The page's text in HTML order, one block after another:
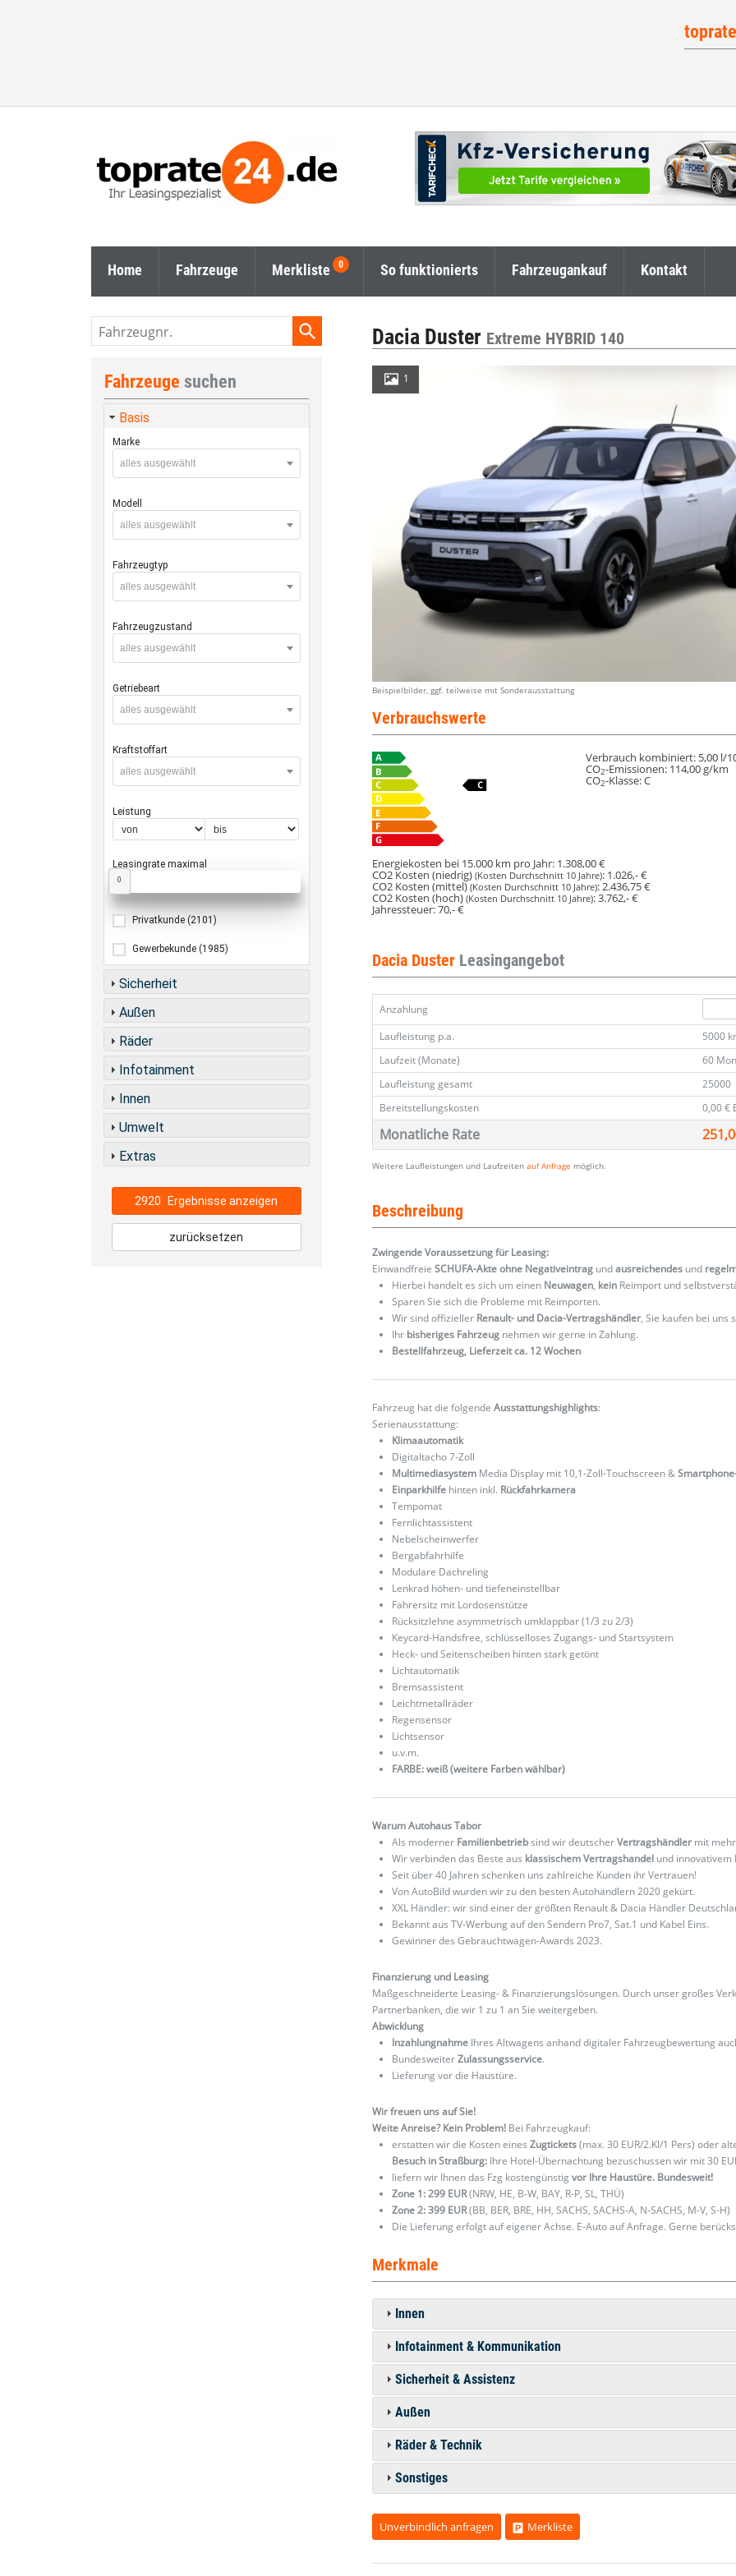
Home Fahrzeuge Merkliste So funktionierts Fahrzeugankauf Kontakt
Dacia Duster Extreme HYBRID 140
1
Beispielbilder, ggf. teilweise mit Sonderausstattung
Verbrauchswerte
Verbrauch kombiniert: 5,00 l/
CO2-Emissionen: 114,00 g/km
CO2-Klasse:C
Energiekosten bei 15.000 km pro Jahr: 1.308,00 €
CO2 Kosten (niedrig)(Kosten Durchschnitt 10 Jahre): 1.026,- €
CO2 Kosten (mittel)(Kosten Durchschnitt 10 Jahre):2.436,75 €
CO2 Kosten (hoch)(Kosten Durchschnitt 10 Jahre):3.762,- €
Jahressteuer:70,- €
Dacia Duster Leasingangebot
Anzahlung
Laufleistung p.a.
5000
Laufzeit (Monate)
60
Laufleistung gesamt
25000
Bereitstellungskosten
0,00 €
Monatliche Rate
Weitere Laufleistungen und Laufzeitenauf Anfrage möglich.
Beschreibung
Zwingende Voraussetzung für Leasing:
EinwandfreieSCHUFA-Akte ohne Negativeintrag undausreichendes und
Hierbei handelt es sich um einen Neuwagen, kein Reimport und
Sparen Sie sich die Probleme mit Reimporten.
Wir sind offizieller Renault- und Dacia-Vertragshändler, Sie kaufen bei uns
Ihr bisheriges Fahrzeug nehmen wir gerne in Zahlung.
Bestellfahrzeug, Lieferzeit ca. 12 Wochen
Fahrzeug hat die folgendeAusstattungshighlights:
Serienausstattung:
Klimaautomatik
Digitaltacho 7-Zoll
Multimediasystem Media Display mit 10,1-Zoll-Touchscreen &
Einparkhilfe hinten inkl. Rückfahrkamera
Tempomat
Fernlichtassistent
Nebelscheinwerfer
Bergabfahrhilfe
Modulare Dachreling
Lenkrad höhen- und tiefeneinstellbar
Fahrersitz mit Lordosenstütze
Rücksitzlehne asymmetrisch umklappbar (1/3 zu 2/3)
Keycard-Handsfree, schlüsselloses Zugangs- und Startsystem
Heck- und Seitenscheiben hinten stark getönt
Lichtautomatik
Bremsassistent
Leichtmetallräder
Regensensor
Lichtsensor
u.v.m.
FARBE: weiß (weitere Farben wählbar)
Warum Autohaus Tabor
Als moderner Familienbetriebsind wir deutscherVertragshändler mit
Wir verbinden das Beste aus klassischem Vertragshandel und innovativem
Seit über 40 Jahren schenken uns zahlreiche Kunden ihr Vertrauen!
Von AutoBild wurden wir zu den besten Autohändlern 2020 gekürt.
XXL Händler: wir sind einer der größten Renault & Dacia Händler
Bekannt aus TV-Werbung auf den Sendern Pro7, Sat.1 und Kabel Eins.
Gewinner des Gebrauchtwagen-Awards 2023.
Finanzierung und Leasing
Maßgeschneiderte Leasing- & Finanzierungslösungen. Durch unser großes
Partnerbanken, die wir 1 zu 1 an Sie weitergeben.
Abwicklung
Inzahlungnahme Ihres Altwagens anhand digitaler Fahrzeugbewertung
BundesweiterZulassungsservice.
Lieferung vor die Haustüre.
Wir freuen uns auf Sie!
Weite Anreise? Kein Problem! Bei Fahrzeugkauf:
erstatten wir die Kosten einesZugtickets(max. 30 EUR/2.Kl/1 Pers) oder
Besuch in Straßburg: Ihre Hotel-Übernachtung bezuschussen wir mit 30
liefern wir Ihnen das Fzg kostengünstigvor Ihre Haustüre. Bundesweit!
Zone 1: 299 EUR(NRW, HE, B-W, BAY, R-P, SL, THÜ)
Zone 2: 399 EUR(BB, BER, BRE, HH, SACHS, SACHS-A, N-SACHS, M-V, S-H)
Die Lieferung erfolgt auf eigener Achse. E-Auto auf Anfrage. Gerne
Merkmale
Innen
Infotainment & Kommunikation
Sicherheit & Assistenz
Außen
Räder & Technik
Sonstiges
Unverbindlich anfragen Merkliste
Fahrzeugnr.
Fahrzeuge suchen
Basis
Marke
alles ausgewählt
Modell
alles ausgewählt
Fahrzeugtyp
alles ausgewählt
Fahrzeugzustand
alles ausgewählt
Getriebeart
alles ausgewählt
Kraftstoffart
alles ausgewählt
Leistung
Leasingrate maximal
0
Privatkunde (2101)
Gewerbekunde (1985)
Sicherheit
Außen
Räder
Infotainment
Innen
Umwelt
Extras
2920 Ergebnisse anzeigen
zurücksetzen